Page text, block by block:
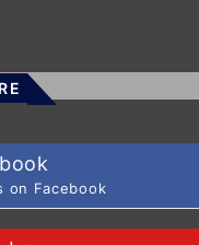
on Facebook